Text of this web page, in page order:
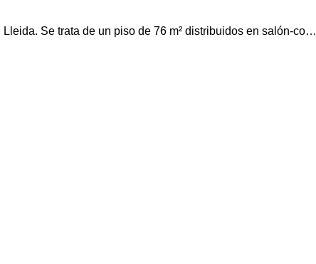
Se trata de un piso de 76 m² distribuidos en salón-co…